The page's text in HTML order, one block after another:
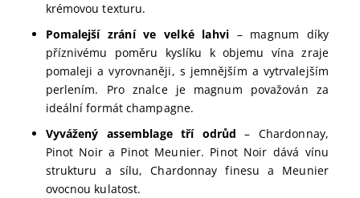
krémovou texturu.
Pomalejší zrání ve velké lahvi– magnum díky
příznivému poměru kyslíku k objemu vína zraje
pomaleji a vyrovnaněji, s jemnějším a vytrvalejším
perlením. Pro znalce je magnum považován za
ideální formát champagne.
Vyvážený assemblage tří odrůd – Chardonnay,
Pinot Noir a Pinot Meunier. Pinot Noir dává vínu
strukturu a sílu, Chardonnay finesu a Meunier
ovocnou kulatost.